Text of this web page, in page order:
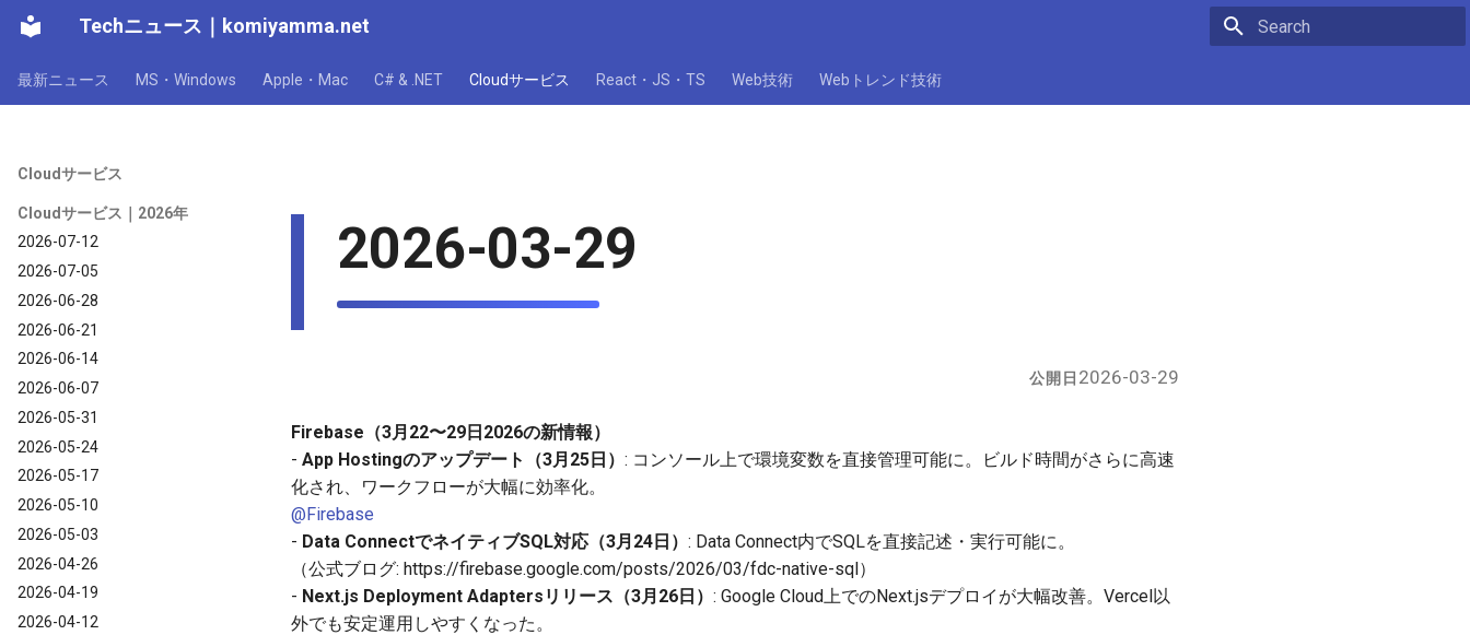
Techニュース komiyamma.net
最新ニュース MS・Windows Apple・Mac C# & .NET Cloudサービス React・JS・TS Web技術 Webトレンド技術
Cloudサービス
Cloudサービス｜2026年
2026-07-12
2026-07-05
2026-06-28
2026-06-21
2026-06-14
2026-06-07
2026-05-31
2026-05-24
2026-05-17
2026-05-10
2026-05-03
2026-04-26
2026-04-19
2026-04-12
2026-03-29
公開日 2026-03-29
Firebase（3月22〜29日2026の新情報）
- App Hostingのアップデート（3月25日） : コンソール上で環境変数を直接管理可能に。ビルド時間がさらに高速
化され、ワークフローが大幅に効率化。
@Firebase
- Data ConnectでネイティブSQL対応（3月24日） : Data Connect内でSQLを直接記述・実行可能に。
（公式ブログ: https://firebase.google.com/posts/2026/03/fdc-native-sql）
- Next.js Deployment Adaptersリリース（3月26日） : Google Cloud上でのNext.jsデプロイが大幅改善。Vercel以
外でも安定運用しやすくなった。